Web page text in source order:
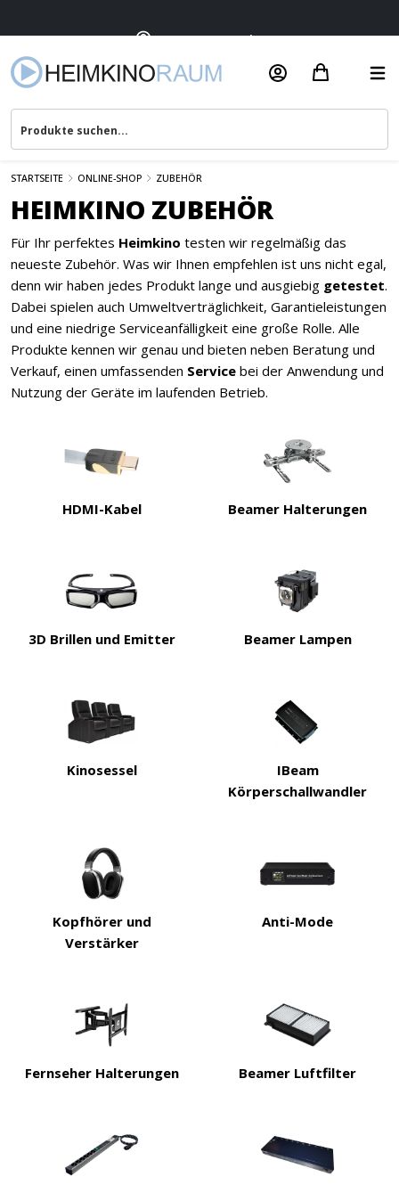
STARTSEITE ONLINE-SHOP ZUBEHÖR
HEIMKINO ZUBEHÖR
Für Ihr perfektes Heimkino testen wir regelmäßig das
neueste Zubehör. Was wir Ihnen empfehlen ist uns nicht egal,
denn wir haben jedes Produkt lange und ausgiebig getestet.
Dabei spielen auch Umweltverträglichkeit, Garantieleistungen
und eine niedrige Serviceanfälligkeit eine große Rolle. Alle
Produkte kennen wir genau und bieten neben Beratung und
Verkauf, einen umfassenden Service bei der Anwendung und
Nutzung der Geräte im laufenden Betrieb.
HDMI-Kabel Beamer Halterungen
3D Brillen und Emitter Beamer Lampen
Kinosessel
IBeam
Körperschallwandler
Kopfhörer und
Verstärker
Anti-Mode
Fernseher Halterungen Beamer Luftfilter